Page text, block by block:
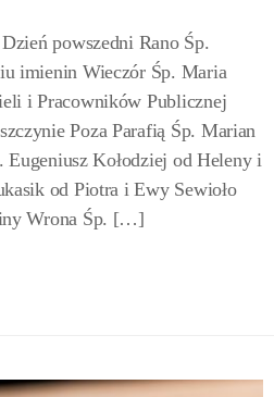
powszedni Rano Śp.
imienin Wieczór Śp. Maria
i Pracowników Publicznej
Poza Parafią Śp. Marian
Eugeniusz Kołodziej od Heleny i
od Piotra i Ewy Sewioło
Wrona Śp. […]